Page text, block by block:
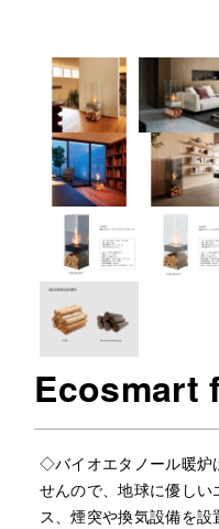
◇バイオエタノール暖炉
せんので、地球に優し
ス、煙突や換気設備を